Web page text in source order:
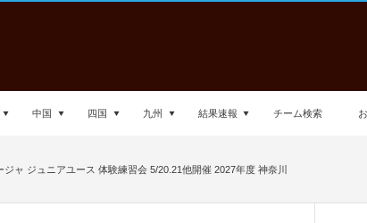
中国 四国 九州 結果速報 チーム検索
ジャ ジュニアユース 体験練習会 5/20.21他開催 2027年度 神奈川